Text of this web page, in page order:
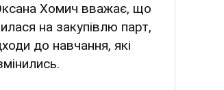
Хомич вважає, що
на закупівлю парт,
до навчання, які